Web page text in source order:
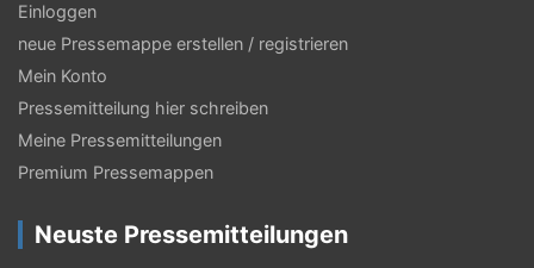
Einloggen
neue Pressemappe erstellen / registrieren
Mein Konto
Pressemitteilung hier schreiben
Meine Pressemitteilungen
Premium Pressemappen
Neuste Pressemitteilungen